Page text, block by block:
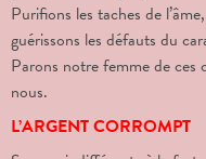
Purifions les taches de
guérissons les défauts du
Parons notre femme de ces
nous.
L’ARGENT CORROMPT